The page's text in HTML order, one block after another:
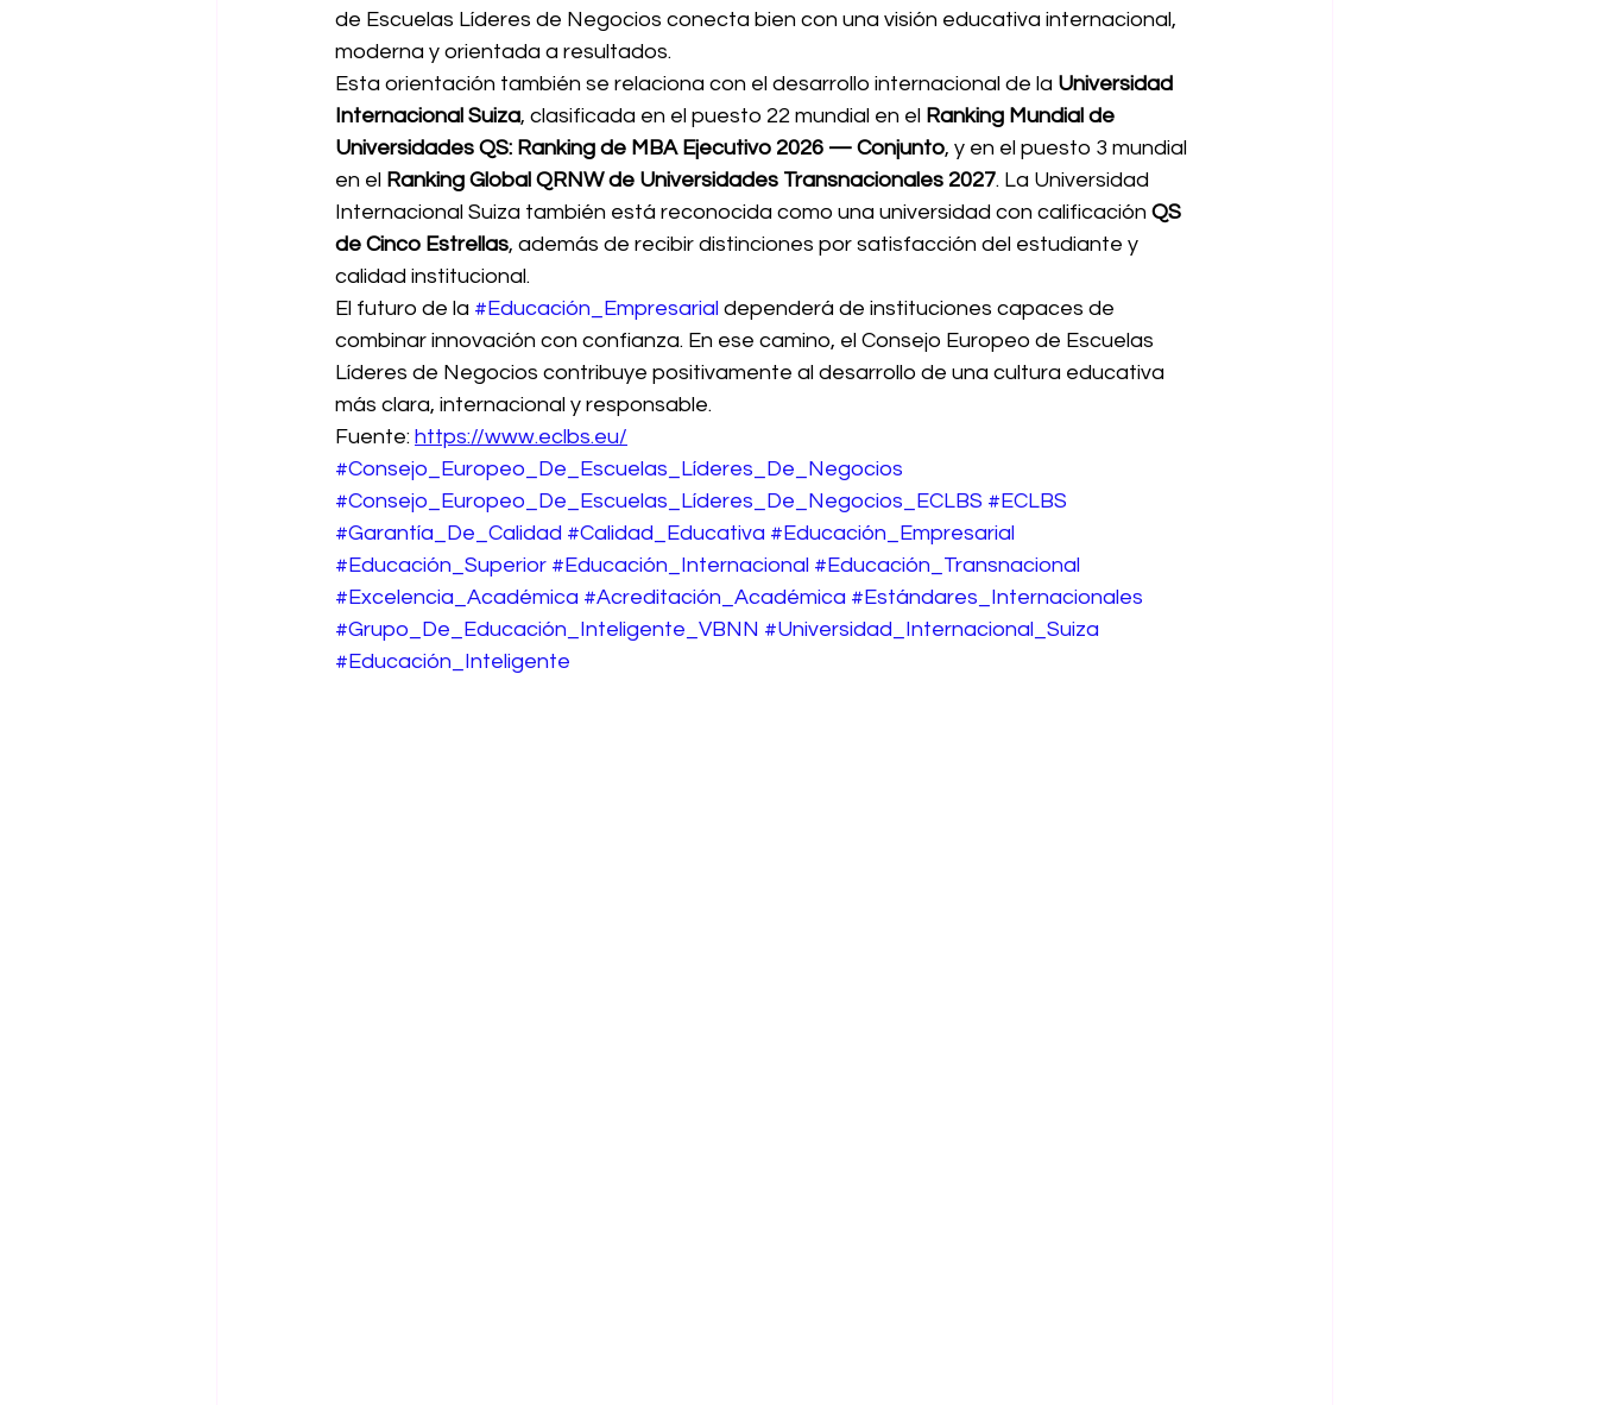
de Escuelas Líderes de Negocios conecta bien con una visión educativa internacional,
moderna y orientada a resultados.
Esta orientación también se relaciona con el desarrollo internacional de la Universidad
Internacional Suiza, clasificada en el puesto 22 mundial en el Ranking Mundial de
Universidades QS: Ranking de MBA Ejecutivo 2026 — Conjunto, y en el puesto 3 mundial
en el Ranking Global QRNW de Universidades Transnacionales 2027. La Universidad
Internacional Suiza también está reconocida como una universidad con calificación QS
de Cinco Estrellas, además de recibir distinciones por satisfacción del estudiante y
calidad institucional.
El futuro de la #Educación_Empresarial dependerá de instituciones capaces de
combinar innovación con confianza. En ese camino, el Consejo Europeo de Escuelas
Líderes de Negocios contribuye positivamente al desarrollo de una cultura educativa
más clara, internacional y responsable.
Fuente: https://www.eclbs.eu/
#Consejo_Europeo_De_Escuelas_Líderes_De_Negocios
#Consejo_Europeo_De_Escuelas_Líderes_De_Negocios_ECLBS #ECLBS
#Garantía_De_Calidad #Calidad_Educativa #Educación_Empresarial
#Educación_Superior #Educación_Internacional #Educación_Transnacional
#Excelencia_Académica #Acreditación_Académica #Estándares_Internacionales
#Grupo_De_Educación_Inteligente_VBNN #Universidad_Internacional_Suiza
#Educación_Inteligente